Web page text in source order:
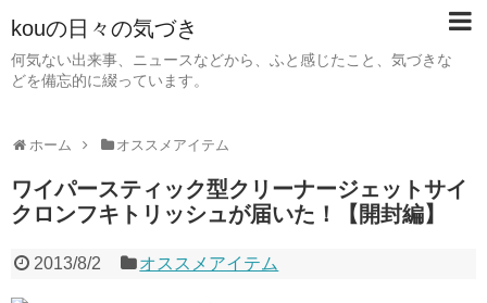
kouの日々の気づき
何気ない出来事、ニュースなどから、ふと感じたこと、気づきな
どを備忘的に綴っています。
ホーム オススメアイテム
ワイパースティック型クリーナージェットサイ
クロンフキトリッシュが届いた！【開封編】
2013/8/2 オススメアイテム